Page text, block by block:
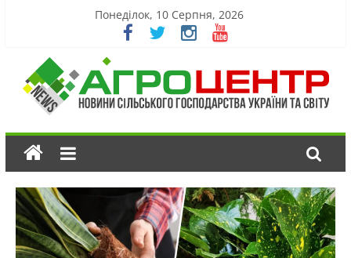
Понеділок, 10 Серпня, 2026